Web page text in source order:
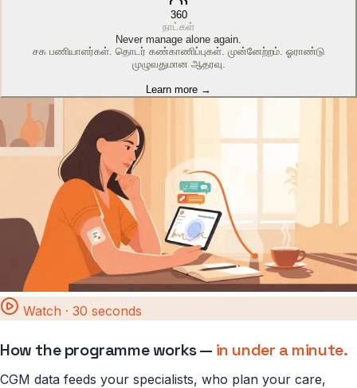
360
நாட்கள்
Never manage alone again.
சக பணியாளர்கள். தொடர் கண்காணிப்புகள். முன்னேற்றம். ஓராண்டு
முழுவதுமான ஆதரவு.
Learn more →
Watch · 30 seconds
How the programme works — in under a minute.
CGM data feeds your specialists, who plan your care,